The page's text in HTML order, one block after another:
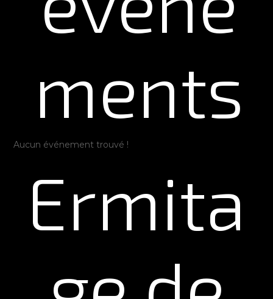
ments
Aucun événement trouvé !
Ermita